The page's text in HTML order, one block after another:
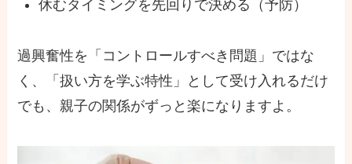
休むタイミングを先回りで決める（予防）
過興奮性を「コントロールすべき問題」ではな
く、「扱い方を学ぶ特性」として受け入れるだけ
でも、親子の関係がずっと楽になりますよ。